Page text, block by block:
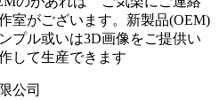
室がございます。新製品(OEM)
プル或いは3D画像をご提供い
して生産できます
公司